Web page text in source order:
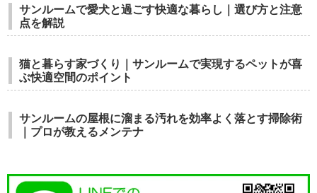
サンルームで愛犬と過ごす快適な暮らし｜選び方と注意
点を解説
猫と暮らす家づくり｜サンルームで実現するペットが喜
ぶ快適空間のポイント
サンルームの屋根に溜まる汚れを効率よく落とす掃除術
｜プロが教えるメンテナ